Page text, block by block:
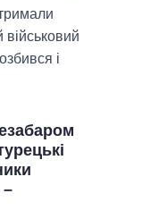
військовий
і
–